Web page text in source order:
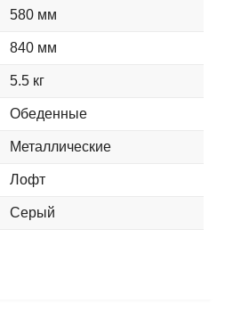
580 мм
840 мм
5.5 кг
Обеденные
Металлические
Лофт
Серый